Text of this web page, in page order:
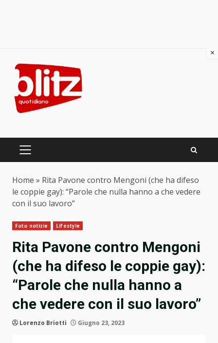
content
PRIMARY
Home » Rita Pavone contro Mengoni (che ha difeso
le coppie gay): “Parole che nulla hanno a che vedere
con il suo lavoro”
Foto notizie Lifestyle
Rita Pavone contro Mengoni
(che ha difeso le coppie gay):
“Parole che nulla hanno a
che vedere con il suo lavoro”
Lorenzo Briotti Giugno 23, 2023
×